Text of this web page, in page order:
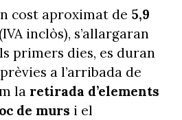
cost aproximat de 5,9
(IVA inclòs), s’allargaran
primers dies, es duran
a l’arribada de
la retirada d’elements
de murs i el